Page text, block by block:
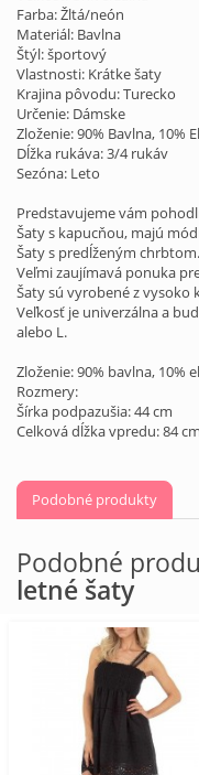
Farba: Žltá/neón
Materiál: Bavlna
Štýl: športový
Vlastnosti: Krátke šaty
Krajina pôvodu: Turecko
Určenie: Dámske
Zloženie: 90% Bavlna, 10%
Dĺžka rukáva: 3/4 rukáv
Sezóna: Leto
Predstavujeme vám
Šaty s kapucňou, majú
Šaty s predĺženým chrbtom.
Veľmi zaujímavá ponuka
Šaty sú vyrobené z vysoko
Veľkosť je univerzálna a
alebo L.
Zloženie: 90% bavlna, 10%
Rozmery:
Šírka podpazušia: 44 cm
Celková dĺžka vpredu: 84
Podobné produkty
Podobné
letné šaty